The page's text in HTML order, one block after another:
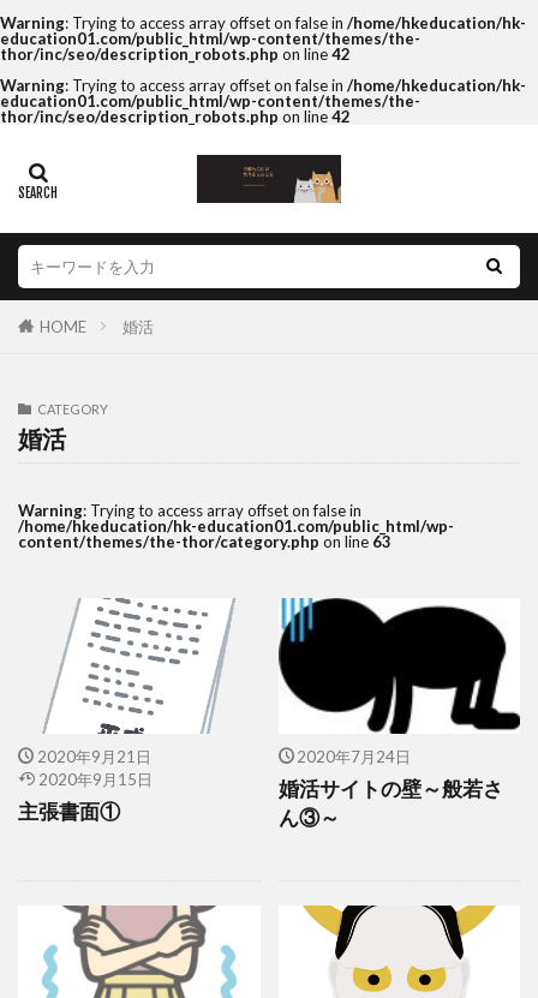
Warning: Trying to access array offset on false in /home/hkeducation/hk-
education01.com/public_html/wp-content/themes/the-
thor/inc/seo/description_robots.php on line42
Warning: Trying to access array offset on false in /home/hkeducation/hk-
education01.com/public_html/wp-content/themes/the-
thor/inc/seo/description_robots.php on line42
HOME 婚活
CATEGORY
婚活
Warning: Trying to access array offset on false in
/home/hkeducation/hk-education01.com/public_html/wp-
content/themes/the-thor/category.php on line 63
2020年9月21日
2020年9月15日
主張書面①
2020年7月24日
婚活サイトの壁～般若さ
ん③～